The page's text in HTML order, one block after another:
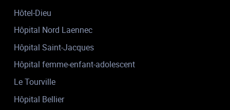
Hôtel-Dieu
Hôpital Nord Laennec
Hôpital Saint-Jacques
Hôpital femme-enfant-adolescent
Le Tourville
Hôpital Bellier